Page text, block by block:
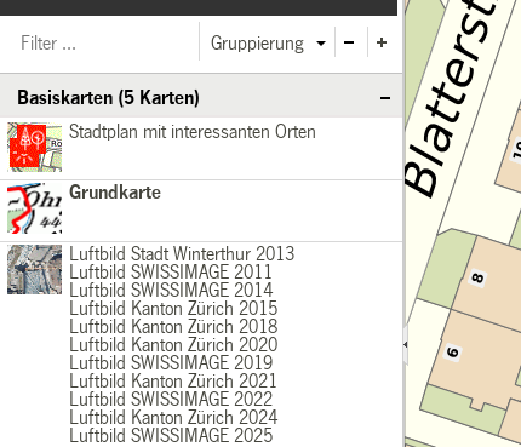
Gruppierung
Basiskarten (5 Karten)
Stadtplan
BasiskartenStadtplan mit interessanten Orten
Grundkarte
BasiskartenGrundkarte
Luftbild2013
Basiskarten
/div>
Luftbild Stadt Winterthur 2013
Luftbild SWISSIMAGE 2011
Luftbild SWISSIMAGE 2014
Luftbild Kanton Zürich 2015
Luftbild Kanton Zürich 2018
Luftbild Kanton Zürich 2020
Luftbild SWISSIMAGE 2019
Luftbild Kanton Zürich 2021
Luftbild SWISSIMAGE 2022
Luftbild Kanton Zürich 2024
Luftbild SWISSIMAGE 2025